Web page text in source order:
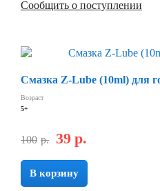
Сообщить о поступлении
Смазка Z-Lube (10ml) для
Возраст
5+
100 р. 39 р.
В корзину